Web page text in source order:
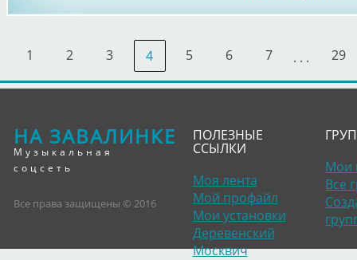
1 2 3 4 5 6 7 . . . 29
НА ЗАВАЛИНКЕ
Музыкальная
соцсеть
Все права защищены © 2016
ПОЛЕЗНЫЕ
ССЫЛКИ
Моя лента
Мой профайл
Мои установки
Деревенский
Москвич
Мои
Все